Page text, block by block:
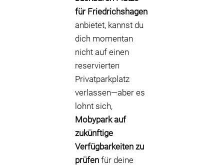
für Friedrichshagen
anbietet, kannst du
dich momentan
nicht auf einen
reservierten
Privatparkplatz
verlassen—aber es
lohnt sich,
Mobypark auf
zukünftige
Verfügbarkeiten zu
prüfen für deine